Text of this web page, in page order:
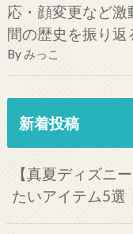
応・顔変更など
間の歴史を振り返
Byみっこ
新着投稿
【真夏ディズニ
たいアイテム5選